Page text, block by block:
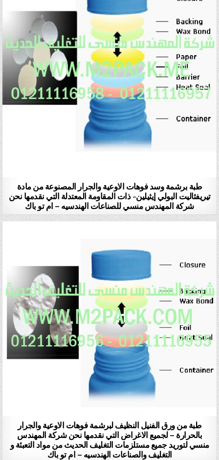
طبة برشمة وسد فوهات الاوعية والجرار المصنوعة من مادة
تيريفثاليت البولي إيثيلين- ذات المقاومة المعتدلة التي نقدمها نحن
شركة المهندس منسي للصناعات الهندسيه – ام تو باك
طبة من ورق الفنيل النظيف لبرشمة فوهات الاوعية والجرار
بالحرارة – لجميع الاغراض التي نقدمها نحن شركة المهندس
منسي لتوريد جميع مستلزمات التغليف الحديث من مواد التعبئة و
التغليف والصناعات الهندسيه – ام تو باك